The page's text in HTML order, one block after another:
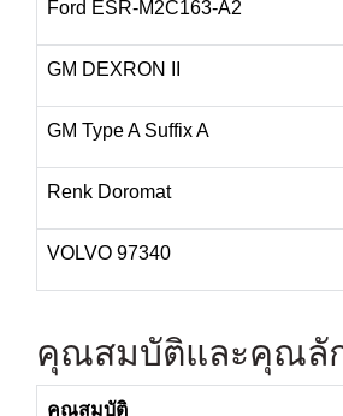
Ford ESR-M2C163-A2
GM DEXRON II
GM Type A Suffix A
Renk Doromat
VOLVO 97340
คุณสมบัติและคุณลั
คุณสมบัติ